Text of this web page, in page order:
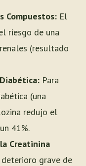
Compuestos: El
riesgo de una
(resultado
Para
(una
redujo el
41%.
Creatinina
grave de